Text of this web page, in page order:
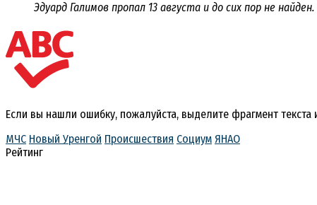
Эдуард Галимов пропал 13 августа и до сих пор не
Если вы нашли ошибку, пожалуйста, выделите фрагмент текста
МЧС Новый Уренгой Происшествия Социум ЯНАО
Рейтинг